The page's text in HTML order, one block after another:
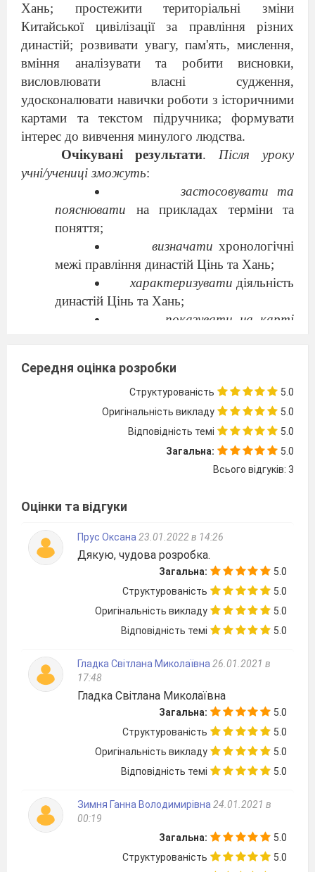
Хань; простежити територіальні зміни
Китайської цивілізації за правління різних
династій; розвивати увагу, пам'ять, мислення,
вміння аналізувати та робити висновки,
висловлювати власні судження,
удосконалювати навички роботи з історичними
картами та текстом підручника; формувати
інтерес до вивчення минулого людства.
Очікувані результати. Після уроку
учні/учениці зможуть:
застосовувати та
пояснювати на прикладах терміни та
поняття;
визначати хронологічні
межі правління династій Цінь та Хань;
характеризувати діяльність
династій Цінь та Хань;
показувати на карті
Тип уроку: комбінований.
Обладнання: підручник, історична
карта, атлас, роздатковий матеріал,
ілюстративний ряд до теми, мультимедійна
Перевірка домашнього завдання.
Вправа «Кросворд навпаки».
На основі отриманого на минулому
уроці матеріалу сформулюйте
запитання до розгаданих слів
кросворду.
Робота з історичною картою.
Середня оцінка розробки
Структурованість
5.0
Оригінальність викладу
5.0
Відповідність темі
5.0
Загальна:
5.0
Всього відгуків: 3
Оцінки та відгуки
Прус Оксана 23.01.2022 в 14:26
Дякую, чудова розробка.
Загальна:
5.0
Структурованість
5.0
Оригінальність викладу
5.0
Відповідність темі
5.0
Гладка Світлана Миколаївна 26.01.2021 в
17:48
Гладка Світлана Миколаївна
Загальна:
5.0
Структурованість
5.0
Оригінальність викладу
5.0
Відповідність темі
5.0
Зимня Ганна Володимирівна 24.01.2021 в
00:19
Загальна:
5.0
Структурованість
5.0